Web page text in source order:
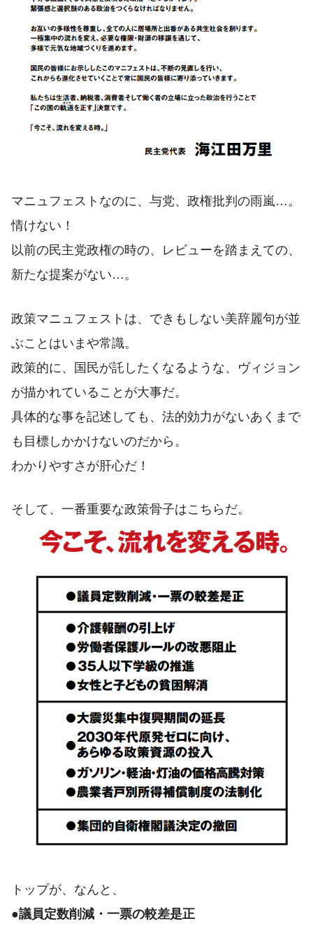
マニュフェストなのに、与党、政権批判の雨嵐…。
情けない！
以前の民主党政権の時の、レビューを踏まえての、
新たな提案がない…。
政策マニュフェストは、できもしない美辞麗句が並
ぶことはいまや常識。
政策的に、国民が託したくなるような、ヴィジョン
が描かれていることが大事だ。
具体的な事を記述しても、法的効力がないあくまで
も目標しかかけないのだから。
わかりやすさが肝心だ！
そして、一番重要な政策骨子はこちらだ。
トップが、なんと、
●議員定数削減・一票の較差是正